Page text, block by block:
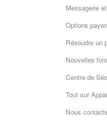
Messagerie
Options
Résoudre un
Nouvelles
Centre de
Tout sur
Nous